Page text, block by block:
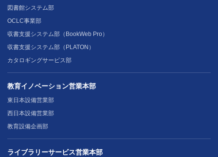
図書館システム部
OCLC事業部
収書支援システム部（BookWeb Pro）
収書支援システム部（PLATON）
カタロギングサービス部
教育イノベーション営業本部
東日本設備営業部
西日本設備営業部
教育設備企画部
ライブラリーサービス営業本部